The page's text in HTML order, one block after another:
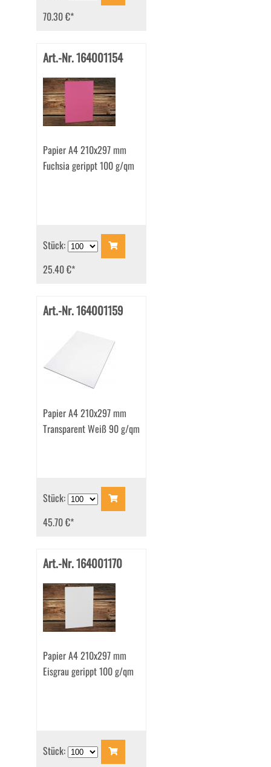
70.30 €*
Art.-Nr. 164001154
Papier A4 210x297 mm
Fuchsia gerippt 100 g/qm
Stück:
25.40 €*
Art.-Nr. 164001159
Papier A4 210x297 mm
Transparent Weiß 90 g/qm
Stück:
45.70 €*
Art.-Nr. 164001170
Papier A4 210x297 mm
Eisgrau gerippt 100 g/qm
Stück: